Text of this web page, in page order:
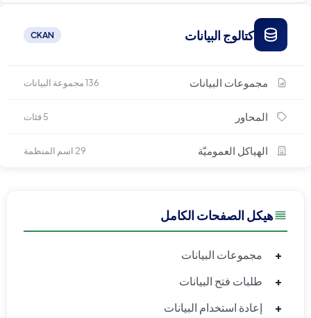
كتالوج البيانات CKAN
مجموعات البيانات 136 مجموعة البيانات
المحاور 5 فئات
الهياكل العموميّة 29 اسم المنظمة
هيكل الصفحات الكامل
+
مجموعات البيانات
+
طلبات فتح البيانات
+
إعادة استخدام البيانات